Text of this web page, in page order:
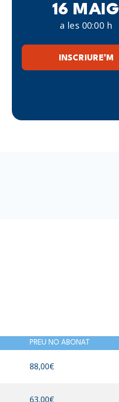
16 MAIG
a les 00:00 h
INSCRIURE'M
PREU NO ABONAT
88,00€
63,00€